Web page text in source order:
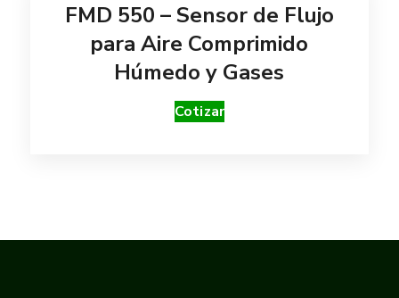
FMD 550 – Sensor de Flujo
para Aire Comprimido
Húmedo y Gases
Cotizar